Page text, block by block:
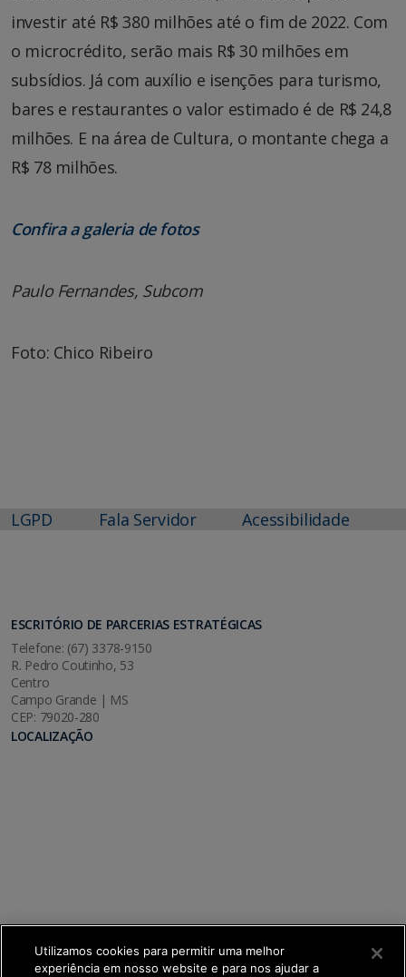
investir até R$ 380 milhões até o fim de 2022. Com
o microcrédito, serão mais R$ 30 milhões em
subsídios. Já com auxílio e isenções para turismo,
bares e restaurantes o valor estimado é de R$ 24,8
milhões. E na área de Cultura, o montante chega a
R$ 78 milhões.
Confira a galeria de fotos
Paulo Fernandes, Subcom
Foto: Chico Ribeiro
LGPD Fala Servidor Acessibilidade
ESCRITÓRIO DE PARCERIAS ESTRATÉGICAS
Telefone: (67) 3378-9150
R. Pedro Coutinho, 53
Centro
Campo Grande | MS
CEP: 79020-280
LOCALIZAÇÃO
Utilizamos cookies para permitir uma melhor
experiência em nosso website e para nos ajudar a